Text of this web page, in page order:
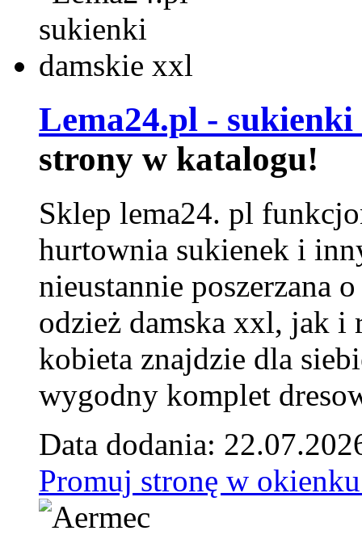
Lema24.pl -
strony w katalogu!
Sklep lema24. pl
hurtownia sukienek i
nieustannie poszerzana
odzież damska xxl, jak i
kobieta znajdzie dla
wygodny komplet
Data dodania:
Promuj stronę w